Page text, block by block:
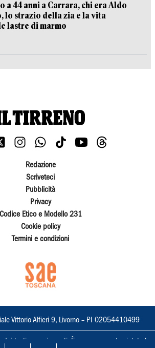
a 44 anni a Carrara, chi era Aldo
lo strazio della zia e la vita
lastre di marmo
Redazione
Scriveteci
Pubblicità
Privacy
Codice Etico e Modello 231
Cookie policy
Termini e condizioni
Vittorio Alfieri 9, Livorno – PI 02054410499
testi sono riservati. È espressamente vietata la